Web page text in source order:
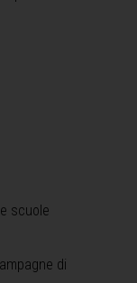
scuole
di